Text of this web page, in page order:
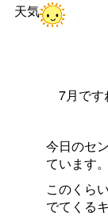
天気
7月です
今日のセ
ています。
このくら
でてくる